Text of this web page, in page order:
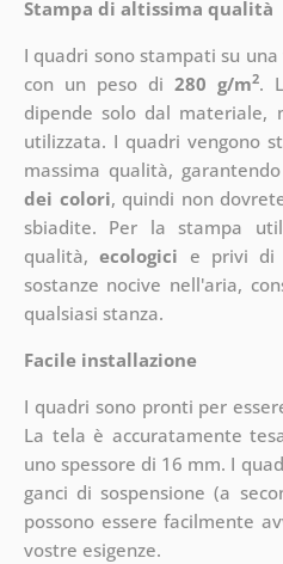
Stampa di altissima qualità
I quadri sono stampati su
con un peso di 280 g/m2.
dipende solo dal materiale,
utilizzata. I quadri vengono
massima qualità,
dei colori, quindi non
sbiadite. Per la stampa
qualità,ecologici e privi di
sostanze nocive nell'aria,
qualsiasi stanza.
Facile installazione
I quadri sono pronti per
La tela è accuratamente
uno spessore di 16 mm. I
ganci di sospensione (a
possono essere facilmente
vostre esigenze.